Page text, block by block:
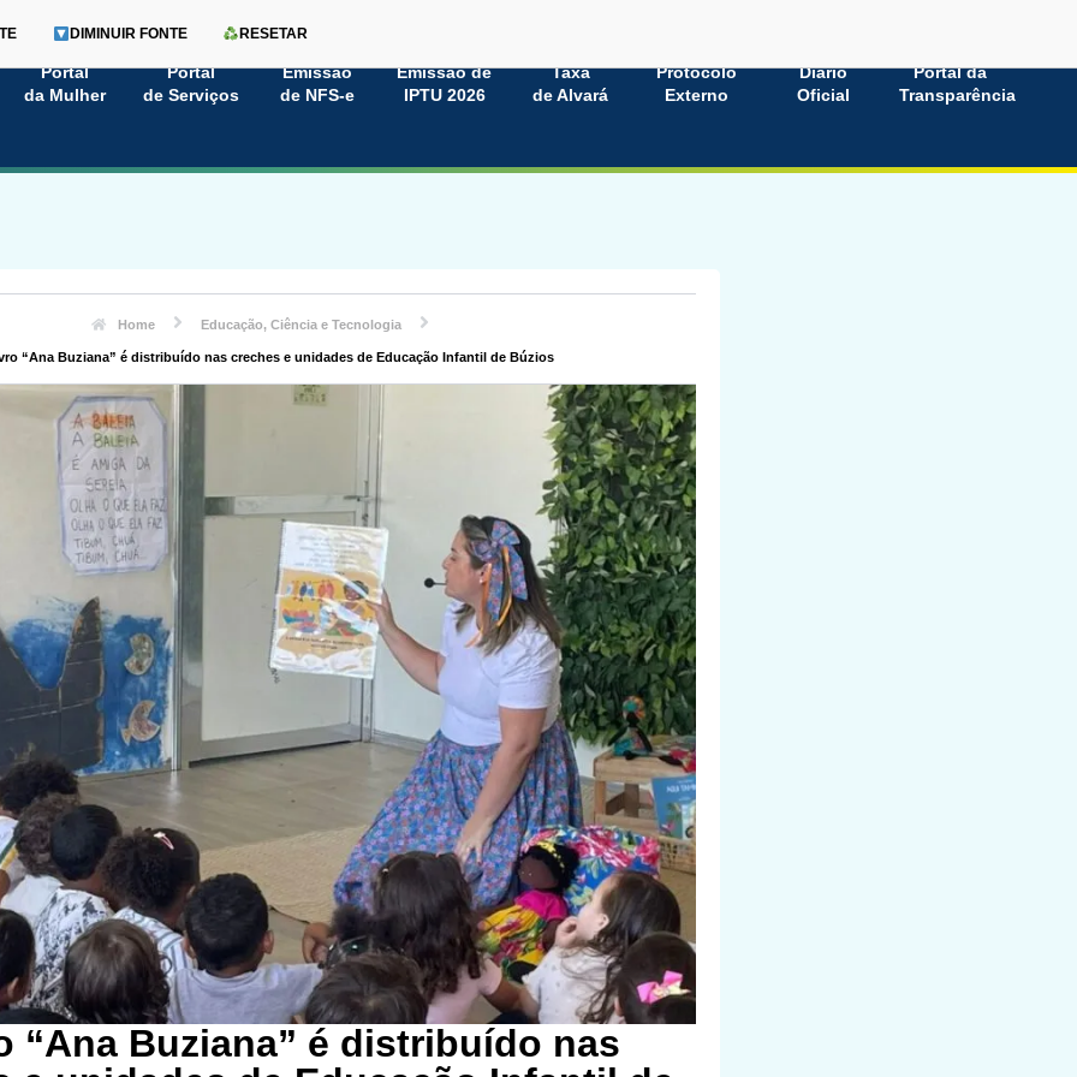
Portal
da Mulher
Portal
de Serviços
Emissão
de NFS-e
Emissão de
IPTU 2026
Taxa
de Alvará
Protocolo
Externo
Diário
Oficial
Portal da
Transparência
DIMINUIR FONTE RESETAR
Home Educação, Ciência e Tecnologia
“Ana Buziana” é distribuído nas creches e unidades de Educação Infantil de Búzios
“Ana Buziana” é distribuído nas